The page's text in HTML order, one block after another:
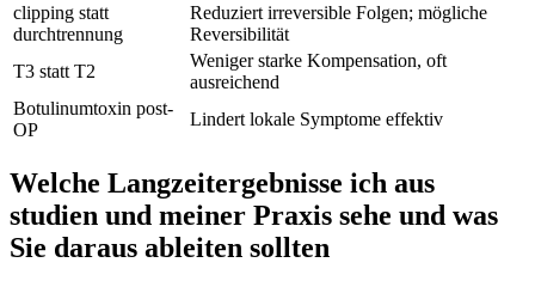
clipping statt
durchtrennung
Reduziert irreversible Folgen; mögliche
Reversibilität
T3 statt⁢ T2
Weniger starke Kompensation, oft
ausreichend
Botulinumtoxin post-
OP
Lindert lokale Symptome effektiv
Welche Langzeitergebnisse ich aus
studien und meiner Praxis sehe und was
Sie daraus ableiten sollten